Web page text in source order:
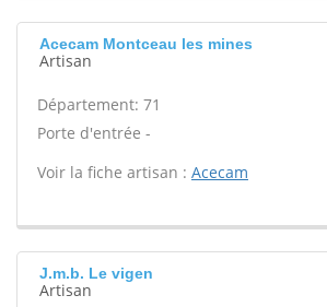
Acecam Montceau les mines
Artisan
Département: 71
Porte d'entrée -
Voir la fiche artisan : Acecam
J.m.b. Le vigen
Artisan